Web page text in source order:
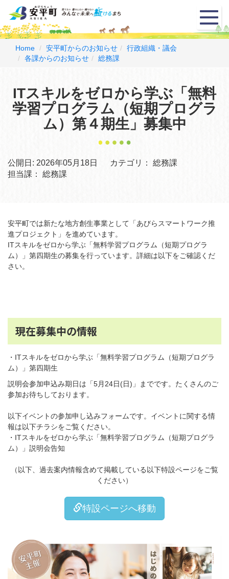
メ
ニ
ュ
Home 安平町からのお知らせ
行政組織・議会
各課からのお知らせ
総務課
ITスキルをゼロから学ぶ「無料
学習プログラム（短期プログラ
ム）第４期生」募集中
公開日: 2026年05月18日 カテゴリ：
総務課
担当課：
総務課
安平町では新たな地方創生事業として「あびらスマートワーク推
進プロジェクト」を進めています。
ITスキルをゼロから学ぶ「無料学習プログラム（短期プログラ
ム）」第四期生の募集を行っています。詳細は以下をご確認くだ
さい。
現在募集中の情報
・ITスキルをゼロから学ぶ「無料学習プログラム（短期プログラ
ム）」第四期生
説明会参加申込み期日は「5月24日(日)」までです。たくさんのご
参加お待ちしております。
以下イベントの参加申し込みフォームです。イベントに関する情
報は以下チラシをご覧ください。
・ITスキルをゼロから学ぶ「無料学習プログラム（短期プログラ
ム）」説明会告知
（以下、過去案内情報含めて掲載している以下特設ページをご覧
ください）
特設ページへ移動